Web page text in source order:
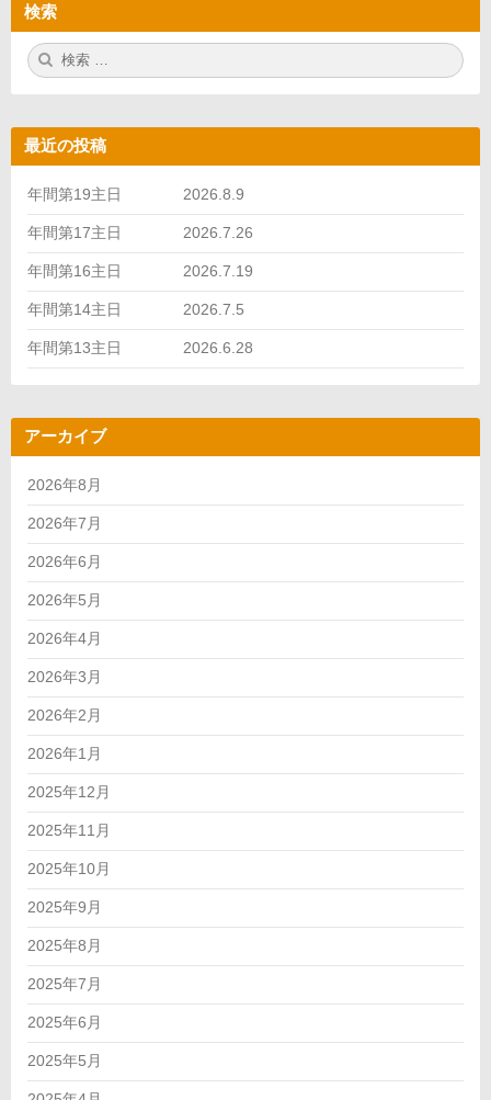
検索
検
索:
最近の投稿
年間第19主日 2026.8.9
年間第17主日 2026.7.26
年間第16主日 2026.7.19
年間第14主日 2026.7.5
年間第13主日 2026.6.28
アーカイブ
2026年8月
2026年7月
2026年6月
2026年5月
2026年4月
2026年3月
2026年2月
2026年1月
2025年12月
2025年11月
2025年10月
2025年9月
2025年8月
2025年7月
2025年6月
2025年5月